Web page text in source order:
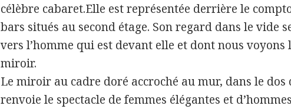
célèbre cabaret.Elle est représentée derrière le
bars situés au second étage. Son regard dans le vide
vers l’homme qui est devant elle et dont nous voyons
miroir.
Le miroir au cadre doré accroché au mur, dans le dos
renvoie le spectacle de femmes élégantes et